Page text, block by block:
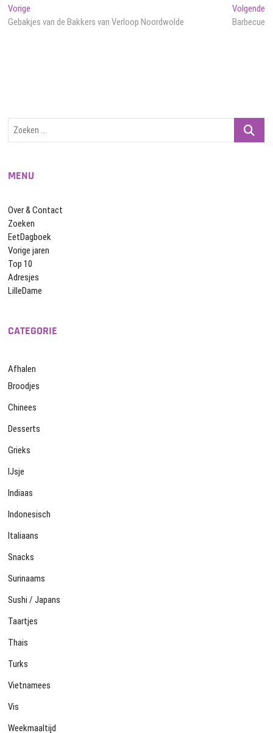
Bericht
navigatie
Vorige
bericht:
Gebakjes van de Bakkers van Verloop Noordwolde
Volgende
Barbecue
Zoeken
MENU
Over & Contact
Zoeken
EetDagboek
Vorige jaren
Top 10
Adresjes
LilleDame
CATEGORIE
Afhalen
Broodjes
Chinees
Desserts
Grieks
IJsje
Indiaas
Indonesisch
Italiaans
Snacks
Surinaams
Sushi / Japans
Taartjes
Thais
Turks
Vietnamees
Vis
Weekmaaltijd